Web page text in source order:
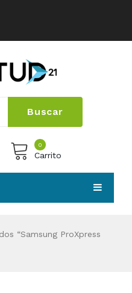
Buscar
0
Carrito
“Samsung ProXpress